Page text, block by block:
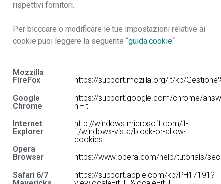
rispettivi fornitori.
Per bloccare o modificare le tue impostazioni relative ai
cookie puoi leggere la seguente “guida cookie“
Mozzilla
FireFox
Google
Chrome
Internet
Explorer
Opera
Browser
Safari 6/7
https://support.mozilla.org/it/kb/
https://support.google.com/chrome/
hl=it
http://windows.microsoft.com/it-
it/windows-vista/block-or-allow-
cookies
https://www.opera.com/help/tutorials/
https://support.apple.com/kb/PH17191?